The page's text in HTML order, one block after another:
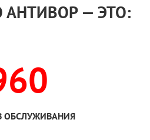
— ЭТО:
ОБСЛУЖИВАНИЯ